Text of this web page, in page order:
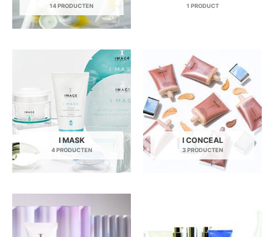
14 PRODUCTEN 1 PRODUCT
I MASK
4 PRODUCTEN
I CONCEAL
3 PRODUCTEN